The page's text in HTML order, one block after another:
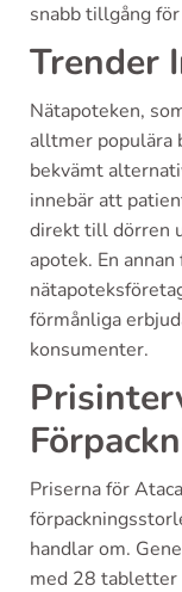
snabb tillgång
Trender
Nätapoteken,
alltmer populära
bekvämt
innebär att
direkt till dörren
apotek. En
förmånliga
konsumenter.
Priserna för
handlar om.
med 28 tabletter